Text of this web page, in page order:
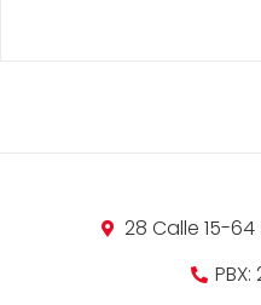
28 Calle 15-